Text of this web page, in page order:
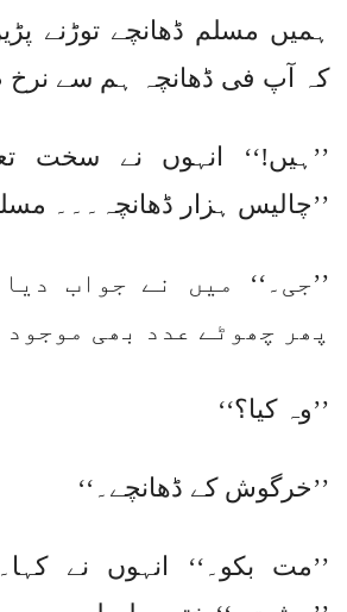
ہمیں مسلم ڈھانچے توڑنے
کہ آپ فی ڈھانچہ ہم سے نرخ
’’ہیں!‘‘ انہوں نے سخت
’’چالیس ہزار ڈھانچہ۔۔۔
’’جی۔‘‘ میں نے جواب
پھر چھوٹے عدد بھی موجود
’’وہ کیا؟‘‘
’’خرگوش کے ڈھانچے۔‘‘
’’مت بکو۔‘‘ انہوں نے